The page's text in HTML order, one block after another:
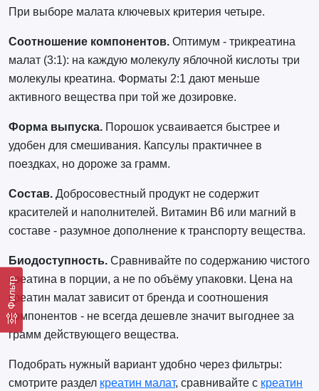
Фильтр
При выборе малата ключевых критерия четыре.
Соотношение компонентов.Оптимум - трикреатина
малат (3:1): на каждую молекулу яблочной кислоты три
молекулы креатина. Форматы 2:1 дают меньше
активного вещества при той же дозировке.
Форма выпуска.Порошок усваивается быстрее и
удобен для смешивания. Капсулы практичнее в
поездках, но дороже за грамм.
Состав.Добросовестный продукт не содержит
красителей и наполнителей. Витамин B6 или магний в
составе - разумное дополнение к транспорту вещества.
Биодоступность.Сравнивайте по содержанию чистого
креатина в порции, а не по объёму упаковки. Цена на
креатин малат зависит от бренда и соотношения
компонентов - не всегда дешевле значит выгоднее за
грамм действующего вещества.
Подобрать нужный вариант удобно через фильтры:
смотрите раздел креатин малат, сравнивайте с креатин